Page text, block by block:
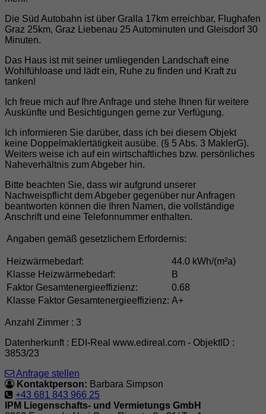
Die Süd Autobahn ist über Gralla 17km erreichbar, Flughafen
Graz 25km, Graz Liebenau 25 Autominuten und Gleisdorf 30
Minuten.
Das Haus ist mit seiner umliegenden Landschaft eine
Wohlfühloase und lädt ein, Ruhe zu finden und Kraft zu
tanken!
Ich freue mich auf Ihre Anfrage und stehe Ihnen für weitere
Auskünfte und Besichtigungen gerne zur Verfügung.
Ich informieren Sie darüber, dass ich bei diesem Objekt
keine Doppelmaklertätigkeit ausübe. (§ 5 Abs. 3 MaklerG).
Weiters weise ich auf ein wirtschaftliches bzw. persönliches
Naheverhältnis zum Abgeber hin.
Bitte beachten Sie, dass wir aufgrund unserer
Nachweispflicht dem Abgeber gegenüber nur Anfragen
beantworten können die Ihren Namen, die vollständige
Anschrift und eine Telefonnummer enthalten.
Angaben gemäß gesetzlichem Erfordernis:
Heizwärmebedarf:
44.0 kWh/(m²a)
Klasse Heizwärmebedarf:
B
Faktor Gesamtenergieeffizienz:
0.68
Klasse Faktor Gesamtenergieeffizienz: A+
Anzahl Zimmer : 3
Datenherkunft : EDI-Real www.edireal.com - ObjektID :
3853/23
Anfrage stellen
Kontaktperson: Barbara Simpson
+43 681 843 966 25
IPM Liegenschafts- und Vermietungs GmbH